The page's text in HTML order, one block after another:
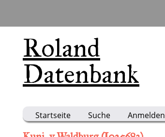
Roland
Datenbank
Startseite Suche Anmelden